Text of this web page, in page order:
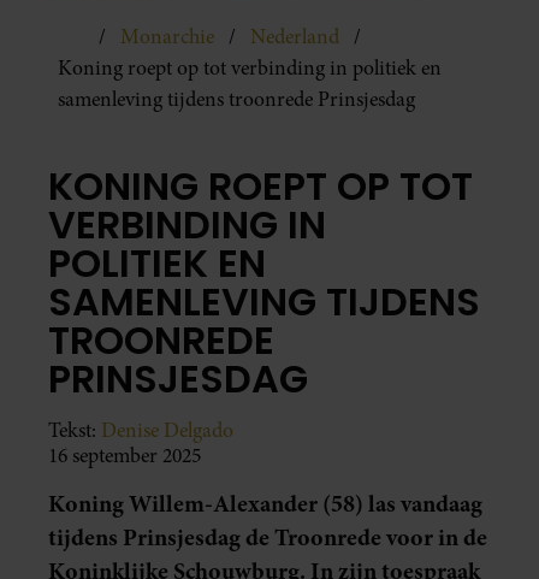
Monarchie
Nederland
Koning roept op tot verbinding in politiek en
samenleving tijdens troonrede Prinsjesdag
KONING ROEPT OP TOT
VERBINDING IN
POLITIEK EN
SAMENLEVING TIJDENS
TROONREDE
PRINSJESDAG
Tekst: Denise Delgado
16 september 2025
Koning Willem-Alexander (58) las vandaag
tijdens Prinsjesdag de Troonrede voor in de
Koninklijke Schouwburg. In zijn toespraak